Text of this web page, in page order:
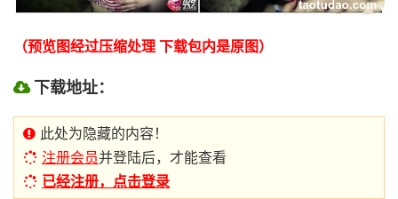
（预览图经过压缩处理 下载包内是原图）
下载地址：
此处为隐藏的内容！
注册会员并登陆后，才能查看
已经注册，点击登录